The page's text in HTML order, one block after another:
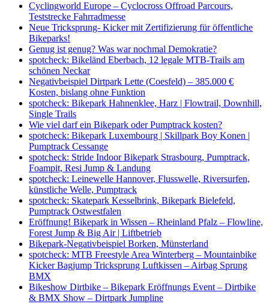
Cyclingworld Europe – Cyclocross Offroad Parcours,
Teststrecke Fahrradmesse
Neue Tricksprung- Kicker mit Zertifizierung für öffentliche
Bikeparks!
Genug ist genug? Was war nochmal Demokratie?
spotcheck: Bikeländ Eberbach, 12 legale MTB-Trails am
schönen Neckar
Negativbeispiel Dirtpark Lette (Coesfeld) – 385.000 €
Kosten, bislang ohne Funktion
spotcheck: Bikepark Hahnenklee, Harz | Flowtrail, Downhill,
Single Trails
Wie viel darf ein Bikepark oder Pumptrack kosten?
spotcheck: Bikepark Luxembourg | Skillpark Boy Konen |
Pumptrack Cessange
spotcheck: Stride Indoor Bikepark Strasbourg, Pumptrack,
Foampit, Resi Jump & Landung
spotcheck: Leinewelle Hannover, Flusswelle, Riversurfen,
künstliche Welle, Pumptrack
spotcheck: Skatepark Kesselbrink, Bikepark Bielefeld,
Pumptrack Ostwestfalen
Eröffnung! Bikepark in Wissen – Rheinland Pfalz – Flowline,
Forest Jump & Big Air | Liftbetrieb
Bikepark-Negativbeispiel Borken, Münsterland
spotcheck: MTB Freestyle Area Winterberg – Mountainbike
Kicker Bagjump Tricksprung Luftkissen – Airbag Sprung
BMX
Bikeshow Dirtbike – Bikepark Eröffnungs Event – Dirtbike
& BMX Show – Dirtpark Jumpline